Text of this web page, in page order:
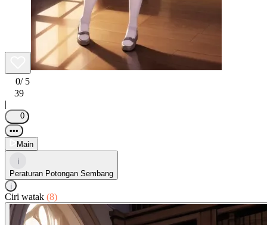
0/ 5
39
|
0
•••
Main
i
Peraturan Potongan Sembang
i
Ciri watak (8)